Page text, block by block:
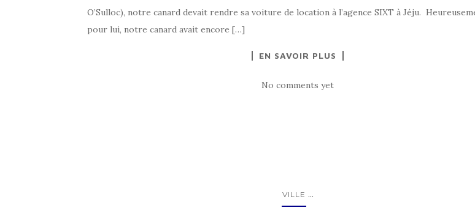
O’Sulloc), notre canard devait rendre sa voiture de location à l’agence SIXT à Jéju.
pour lui, notre canard avait encore […]
EN SAVOIR PLUS
No comments yet
VILLE ...